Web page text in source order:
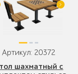
Артикул: 20372
шахматный с